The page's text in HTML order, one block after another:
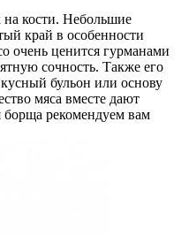
кости. Небольшие
край в особенности
очень ценится гурманами
сочность. Также его
бульон или основу
мяса вместе дают
борща рекомендуем вам